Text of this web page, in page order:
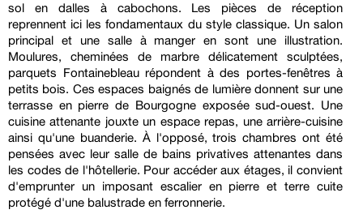
sol en dalles à cabochons. Les pièces de réception
reprennent ici les fondamentaux du style classique. Un salon
principal et une salle à manger en sont une illustration.
Moulures, cheminées de marbre délicatement sculptées,
parquets Fontainebleau répondent à des portes-fenêtres à
petits bois. Ces espaces baignés de lumière donnent sur une
terrasse en pierre de Bourgogne exposée sud-ouest. Une
cuisine attenante jouxte un espace repas, une arrière-cuisine
ainsi qu'une buanderie. À l'opposé, trois chambres ont été
pensées avec leur salle de bains privatives attenantes dans
les codes de l'hôtellerie. Pour accéder aux étages, il convient
d'emprunter un imposant escalier en pierre et terre cuite
protégé d'une balustrade en ferronnerie.